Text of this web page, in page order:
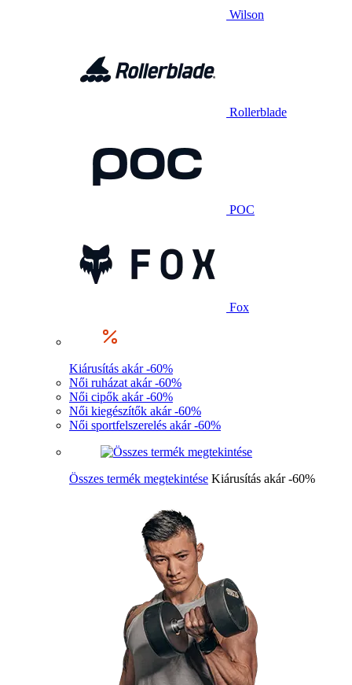
Wilson
Rollerblade
POC
Fox
Kiárusítás akár -60%
Női ruházat akár -60%
Női cipők akár -60%
Női kiegészítők akár -60%
Női sportfelszerelés akár -60%
Összes termék megtekintése Kiárusítás akár -60%